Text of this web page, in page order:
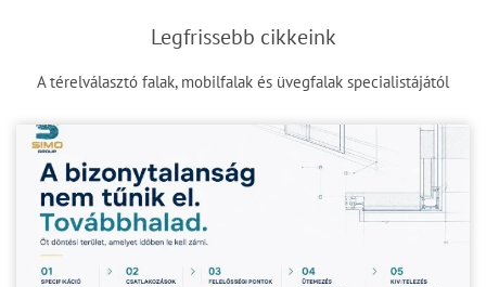
Legfrissebb cikkeink
A térelválasztó falak, mobilfalak és üvegfalak specialistájától